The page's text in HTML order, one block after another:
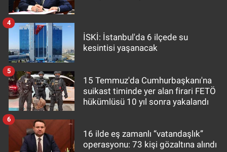
İSKİ: İstanbul'da 6 ilçede su
kesintisi yaşanacak
4
15 Temmuz'da Cumhurbaşkanı'na
suikast timinde yer alan firari FETÖ
hükümlüsü 10 yıl sonra yakalandı
5
16 ilde eş zamanlı “vatandaşlık”
operasyonu: 73 kişi gözaltına alındı
6